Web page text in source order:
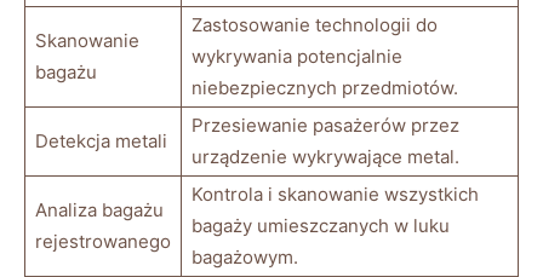
Skanowanie
bagażu
Zastosowanie technologii do
wykrywania potencjalnie
niebezpiecznych przedmiotów.
Detekcja⁤ metali
Przesiewanie pasażerów przez
urządzenie wykrywające metal.
Analiza bagażu
rejestrowanego
Kontrola i skanowanie wszystkich
bagaży umieszczanych ‌w ⁣luku
bagażowym.